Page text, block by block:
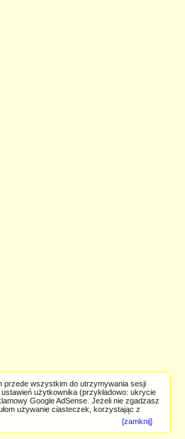
przede wszystkim do utrzymywania sesji
użytkownika (przykładowo: ukrycie
Google AdSense. Jeżeli nie zgadzasz
używanie ciasteczek, korzystając z
[zamknij]